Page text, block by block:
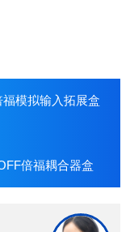
模拟输入拓展盒
倍福耦合器盒